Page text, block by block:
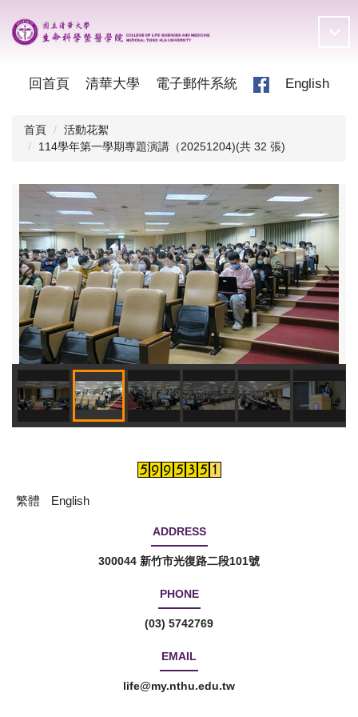
到
主
回首頁 清華大學 電子郵件系統 English
首頁
活動花絮
114學年第一學期專題演講（20251204)(共 32 張)
繁體 English
ADDRESS
300044 新竹市光復路二段101號
PHONE
(03) 5742769
EMAIL
life@my.nthu.edu.tw